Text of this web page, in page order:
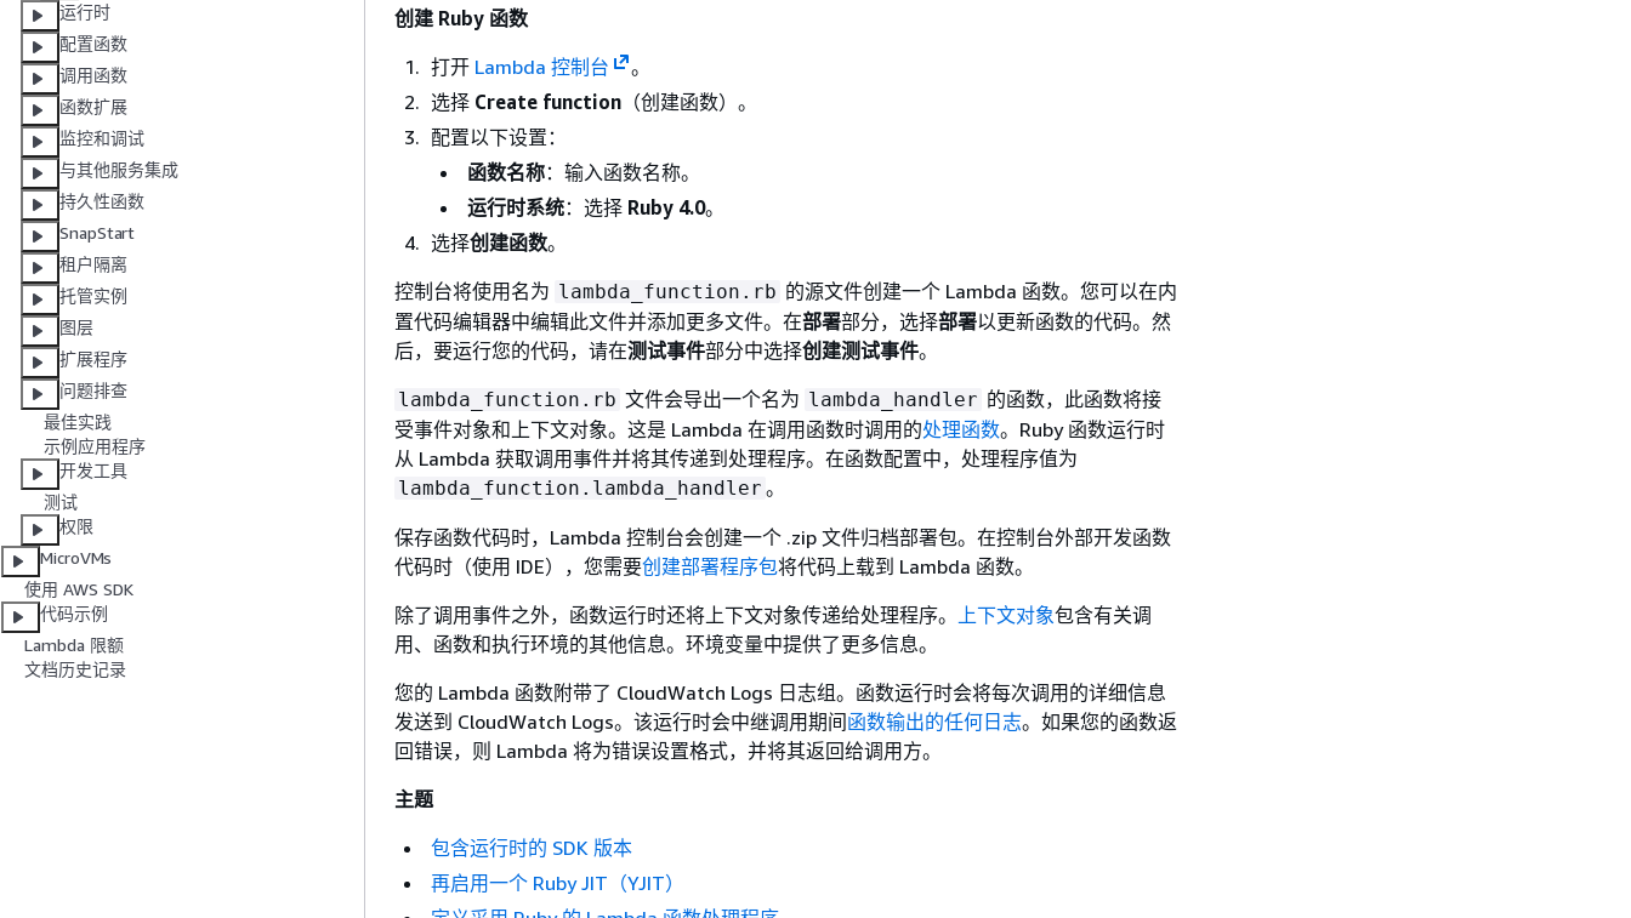
运行时
配置函数
调用函数
函数扩展
监控和调试
与其他服务集成
持久性函数
SnapStart
租户隔离
托管实例
图层
扩展程序
问题排查
最佳实践
示例应用程序
开发工具
测试
权限
MicroVMs
使用 AWS SDK
代码示例
Lambda 限额
文档历史记录
创建 Ruby 函数
打开 Lambda 控制台
。
选择 Create function （创建函数）。
配置以下设置：
函数名称：输入函数名称。
运行时系统：选择 Ruby 4.0。
选择创建函数。
控制台将使用名为 lambda_function.rb 的源文件创建一个 Lambda 函数。您可以在内
置代码编辑器中编辑此文件并添加更多文件。在部署部分，选择部署以更新函数的代码。然
后，要运行您的代码，请在测试事件部分中选择创建测试事件。
lambda_function.rb 文件会导出一个名为 lambda_handler 的函数，此函数将接
受事件对象和上下文对象。这是 Lambda 在调用函数时调用的处理函数。Ruby 函数运行时
从 Lambda 获取调用事件并将其传递到处理程序。在函数配置中，处理程序值为
lambda_function.lambda_handler 。
保存函数代码时，Lambda 控制台会创建一个 .zip 文件归档部署包。在控制台外部开发函数
代码时（使用 IDE），您需要创建部署程序包将代码上载到 Lambda 函数。
除了调用事件之外，函数运行时还将上下文对象传递给处理程序。 上下文对象包含有关调
用、函数和执行环境的其他信息。环境变量中提供了更多信息。
您的 Lambda 函数附带了 CloudWatch Logs 日志组。函数运行时会将每次调用的详细信息
发送到 CloudWatch Logs。该运行时会中继调用期间函数输出的任何日志。如果您的函数返
回错误，则 Lambda 将为错误设置格式，并将其返回给调用方。
主题
包含运行时的 SDK 版本
再启用一个 Ruby JIT（YJIT）